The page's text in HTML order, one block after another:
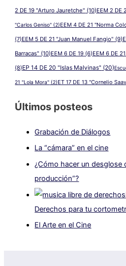
2 DE 19 "Arturo Jauretche" (10)EEM 2 DE
"Carlos Geniso" (2)EEM 4 DE 21 "Norma
(7)EEM 5 DE 21 "Juan Manuel Fangio" (9)
Barracas" (10)EEM 6 DE 19 (6)EEM 6 DE
(8)EP 14 DE 20 "Islas Malvinas" (20)
21 "Lola Mora" (2)ET 17 DE 13 "Cornelio
Últimos posteos
Grabación de Diálogos
La “cámara” en el cine
¿Cómo hacer un desglose
producción”?
Derechos para tu
El Arte en el Cine